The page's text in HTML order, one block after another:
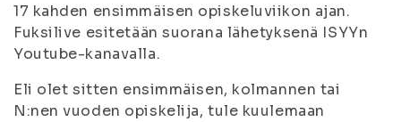
17 kahden ensimmäisen opiskeluviikon ajan.
Fuksilive esitetään suorana lähetyksenä ISYYn
Youtube-kanavalla.
Eli olet sitten ensimmäisen, kolmannen tai
N:nen vuoden opiskelija, tule kuulemaan